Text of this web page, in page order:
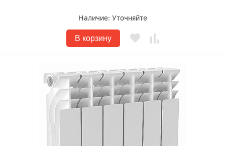
Наличие: Уточняйте
В корзину